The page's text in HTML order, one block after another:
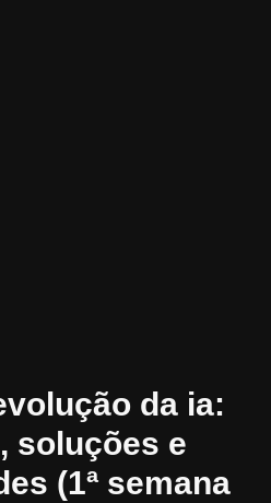
da ia:
soluções e
(1ª semana